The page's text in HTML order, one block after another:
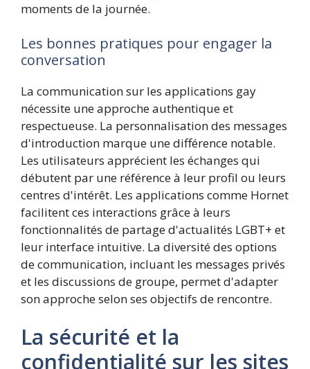
moments de la journée.
Les bonnes pratiques pour engager la
conversation
La communication sur les applications gay
nécessite une approche authentique et
respectueuse. La personnalisation des messages
d'introduction marque une différence notable.
Les utilisateurs apprécient les échanges qui
débutent par une référence à leur profil ou leurs
centres d'intérêt. Les applications comme Hornet
facilitent ces interactions grâce à leurs
fonctionnalités de partage d'actualités LGBT+ et
leur interface intuitive. La diversité des options
de communication, incluant les messages privés
et les discussions de groupe, permet d'adapter
son approche selon ses objectifs de rencontre.
La sécurité et la
confidentialité sur les sites